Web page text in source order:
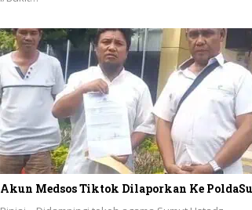
Akun Medsos Tiktok Dilaporkan Ke PoldaSu